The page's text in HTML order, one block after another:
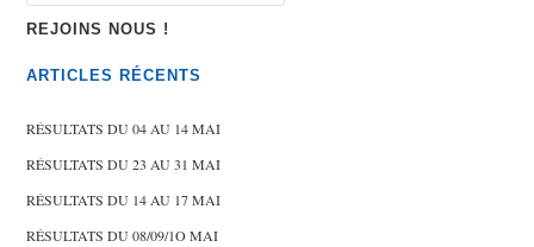
REJOINS NOUS !
ARTICLES RÉCENTS
RÉSULTATS DU 04 AU 14 MAI
RÉSULTATS DU 23 AU 31 MAI
RÉSULTATS DU 14 AU 17 MAI
RÉSULTATS DU 08/09/1O MAI